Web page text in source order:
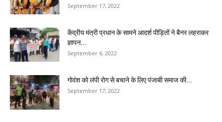
September 17, 2022
केंद्रीय मंत्री प्रधान के सामने आदर्श पीड़ितों ने बैनर लहराकर
ज्ञापन...
September 6, 2022
गोवंश को लंपी रोग से बचाने के लिए पंजाबी समाज की...
September 17, 2022